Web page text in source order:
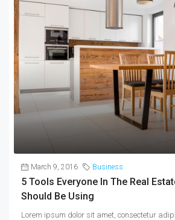
March 9, 2016 Business
5 Tools Everyone In The Real
Should Be Using
Lorem ipsum dolor sit amet, consectetur